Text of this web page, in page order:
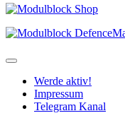
Werde aktiv!
Impressum
Telegram Kanal